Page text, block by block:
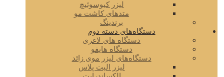
لیزر کیوسوئیچ
متدهای کاشت مو
برندینگ
دستگاه‌های دسته دوم
دستگاه های لاغری
دستگاه هایفو
دستگاه‌های لیزر موی زائد
لیزر الیت پلاس